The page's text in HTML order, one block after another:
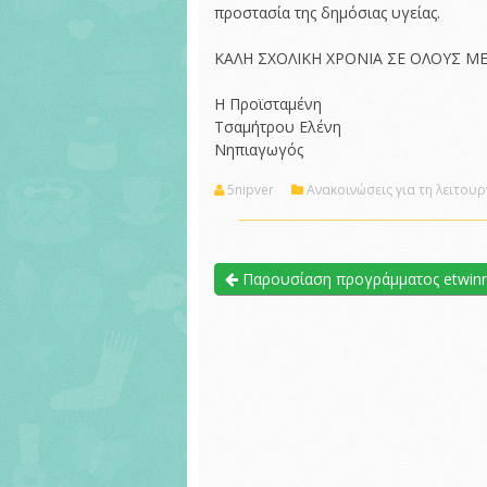
προστασία της δημόσιας υγείας.
ΚΑΛΗ ΣΧΟΛΙΚΗ ΧΡΟΝΙΑ ΣΕ ΟΛΟΥΣ ΜΕ
Η Προϊσταμένη
Τσαμήτρου Ελένη
Νηπιαγωγός
5nipver Ανακοινώσεις για τη
Παρουσίαση προγράμματος